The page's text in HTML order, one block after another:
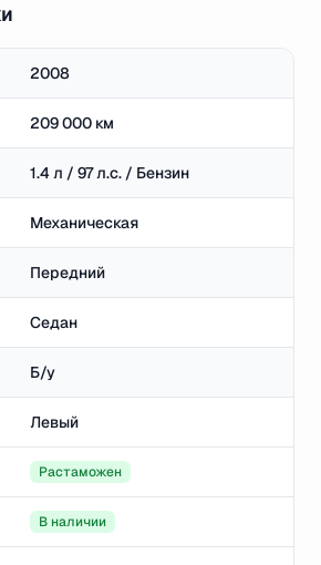
2008
209 000 км
1.4 л / 97 л.с. / Бензин
Механическая
Передний
Седан
Б/у
Левый
Растаможен
В наличии